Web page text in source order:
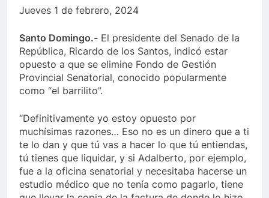
(Twitter)
Jueves 1 de febrero, 2024
Santo Domingo.- El presidente del Senado de la
República, Ricardo de los Santos, indicó estar
opuesto a que se elimine Fondo de Gestión
Provincial Senatorial, conocido popularmente
como “el barrilito”.
“Definitivamente yo estoy opuesto por
muchísimas razones… Eso no es un dinero que a ti
te lo dan y que tú vas a hacer lo que tú entiendas,
tú tienes que liquidar, y si Adalberto, por ejemplo,
fue a la oficina senatorial y necesitaba hacerse un
estudio médico que no tenía como pagarlo, tiene